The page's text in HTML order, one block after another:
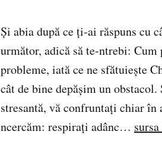
Și abia după ce ți-ai răspuns cu
următor, adică să te-ntrebi: Cum
probleme, iată ce ne sfătuiește
cât de bine depășim un
stresantă, vă confruntați chiar
ncercăm: respirați adânc…